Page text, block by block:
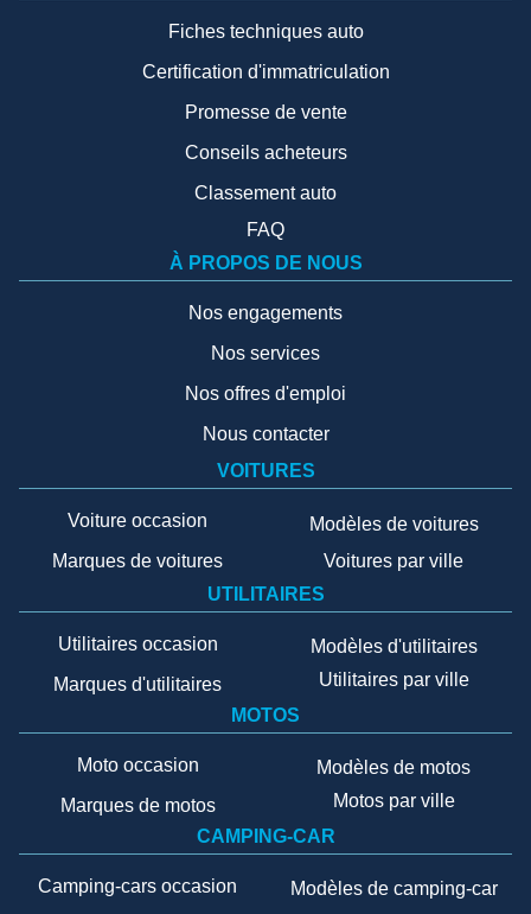
Fiches techniques auto
Certification d'immatriculation
Promesse de vente
Conseils acheteurs
Classement auto
FAQ
À PROPOS DE NOUS
Nos engagements
Nos services
Nos offres d'emploi
Nous contacter
VOITURES
Voiture occasion
Marques de voitures
Modèles de voitures
Voitures par ville
UTILITAIRES
Utilitaires occasion
Marques d'utilitaires
Modèles d'utilitaires
Utilitaires par ville
MOTOS
Moto occasion
Marques de motos
Modèles de motos
Motos par ville
CAMPING-CAR
Camping-cars occasion
Modèles de camping-car